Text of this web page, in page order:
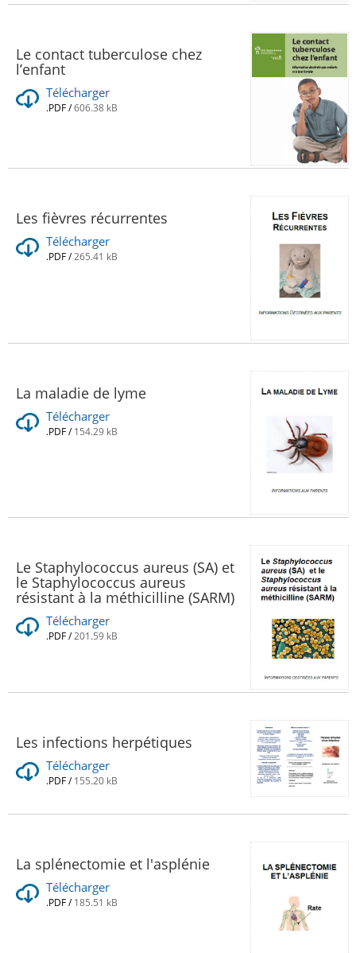
Le contact tuberculose chez
l’enfant
Télécharger
.PDF/606.38 kB
Les fièvres récurrentes
Télécharger
.PDF/265.41 kB
La maladie de lyme
Télécharger
.PDF/154.29 kB
Le Staphylococcus aureus (SA) et
le Staphylococcus aureus
résistant à la méthicilline (SARM)
Télécharger
.PDF/201.59 kB
Les infections herpétiques
Télécharger
.PDF/155.20 kB
La splénectomie et l'asplénie
Télécharger
.PDF/185.51 kB